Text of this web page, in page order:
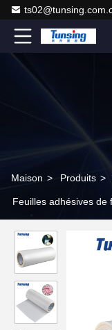
Maison > Produits >
Feuilles adhésives de